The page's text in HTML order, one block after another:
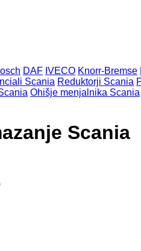
DAF IVECO Knorr-Bremse
Scania Reduktorji Scania
Ohišje menjalnika Scania
Scania